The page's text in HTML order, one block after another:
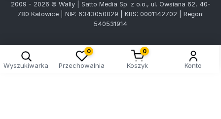
2009 - 2026 © Wally | Satto Media Sp. z o.o., ul. Owsiana 62, 40-
780 Katowice | NIP: 6343050029 | KRS: 0001142702 | Regon:
540531914
Wyszukiwarka
0
Przechowalnia
0
Koszyk Konto